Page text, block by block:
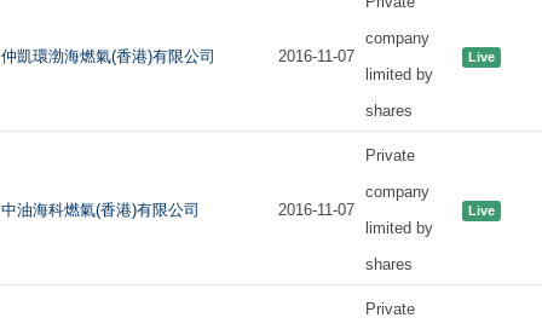
仲凱環渤海燃氣(香港)有限公司 2016-11-07
company
limited by
shares
Live
中油海科燃氣(香港)有限公司 2016-11-07
Private
company
limited by
shares
Live
Private